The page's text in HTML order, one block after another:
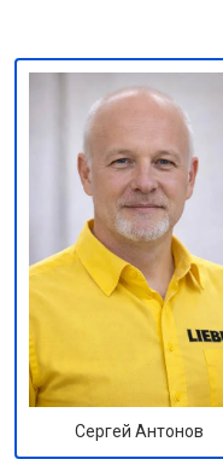
Сергей Антонов